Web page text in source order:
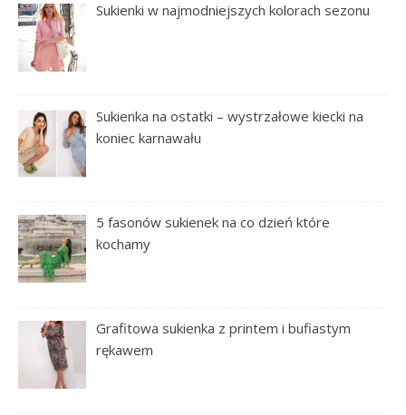
Sukienki w najmodniejszych kolorach sezonu
Sukienka na ostatki – wystrzałowe kiecki na
koniec karnawału
5 fasonów sukienek na co dzień które
kochamy
Grafitowa sukienka z printem i bufiastym
rękawem